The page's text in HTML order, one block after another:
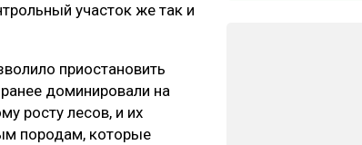
участок же так и
приостановить
доминировали на
росту лесов, и их
породам, которые